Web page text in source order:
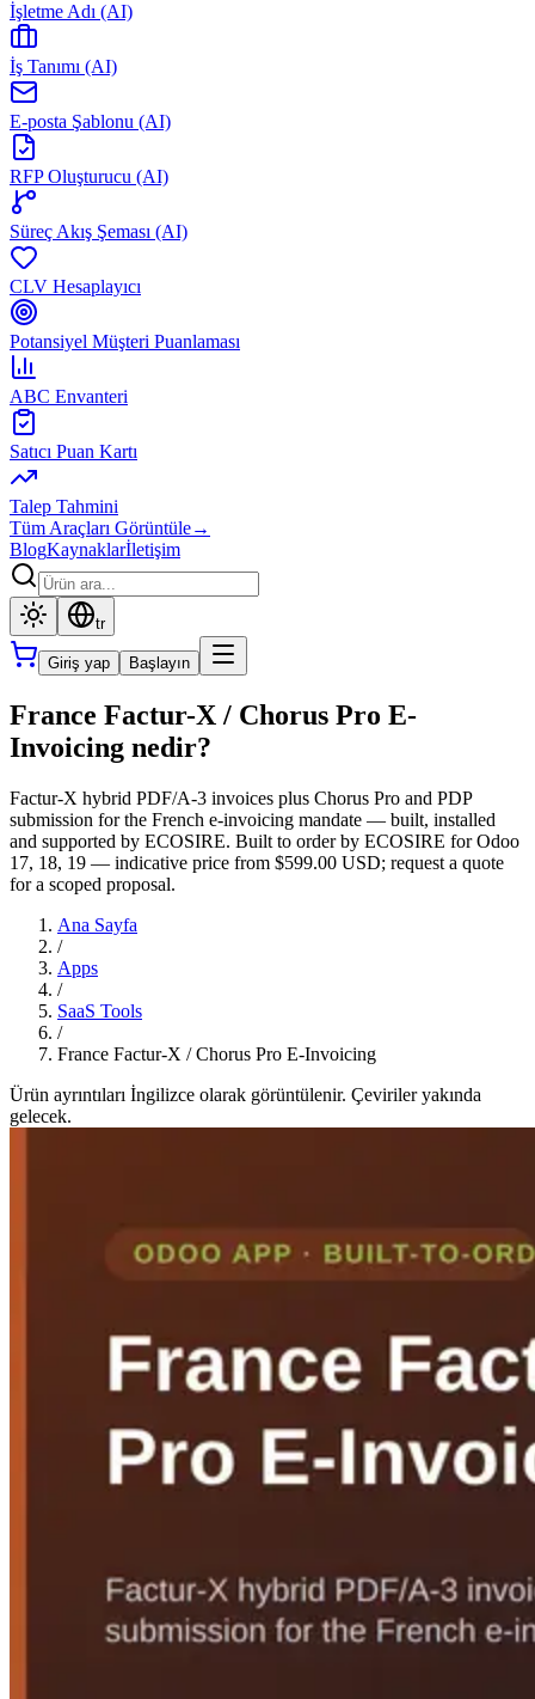
İşletme Adı (AI)
İş Tanımı (AI)
E-posta Şablonu (AI)
RFP Oluşturucu (AI)
Süreç Akış Şeması (AI)
CLV Hesaplayıcı
Potansiyel Müşteri Puanlaması
ABC Envanteri
Satıcı Puan Kartı
Talep Tahmini
Tüm Araçları Görüntüle→
BlogKaynaklarİletişim
tr
Giriş yap Başlayın
France Factur-X / Chorus Pro E-
Invoicing nedir?
Factur-X hybrid PDF/A-3 invoices plus Chorus Pro and PDP
submission for the French e-invoicing mandate — built, installed
and supported by ECOSIRE. Built to order by ECOSIRE for Odoo
17, 18, 19 — indicative price from $599.00 USD; request a quote
for a scoped proposal.
Ana Sayfa
/
Apps
/
SaaS Tools
/
France Factur-X / Chorus Pro E-Invoicing
Ürün ayrıntıları İngilizce olarak görüntülenir. Çeviriler yakında
gelecek.